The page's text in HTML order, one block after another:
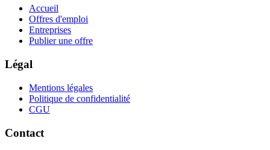
Accueil
Offres d'emploi
Entreprises
Publier une offre
Légal
Mentions légales
Politique de confidentialité
CGU
Contact